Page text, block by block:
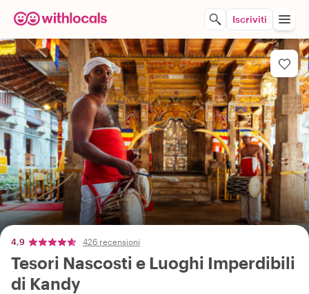
Iscriviti
4,9 426 recensioni
Tesori Nascosti e Luoghi Imperdibili
di Kandy